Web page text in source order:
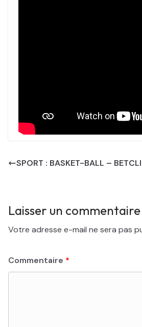
SPORT : BASKET-BALL –
Laisser un commentaire
Votre adresse e-mail ne sera pas
Commentaire *